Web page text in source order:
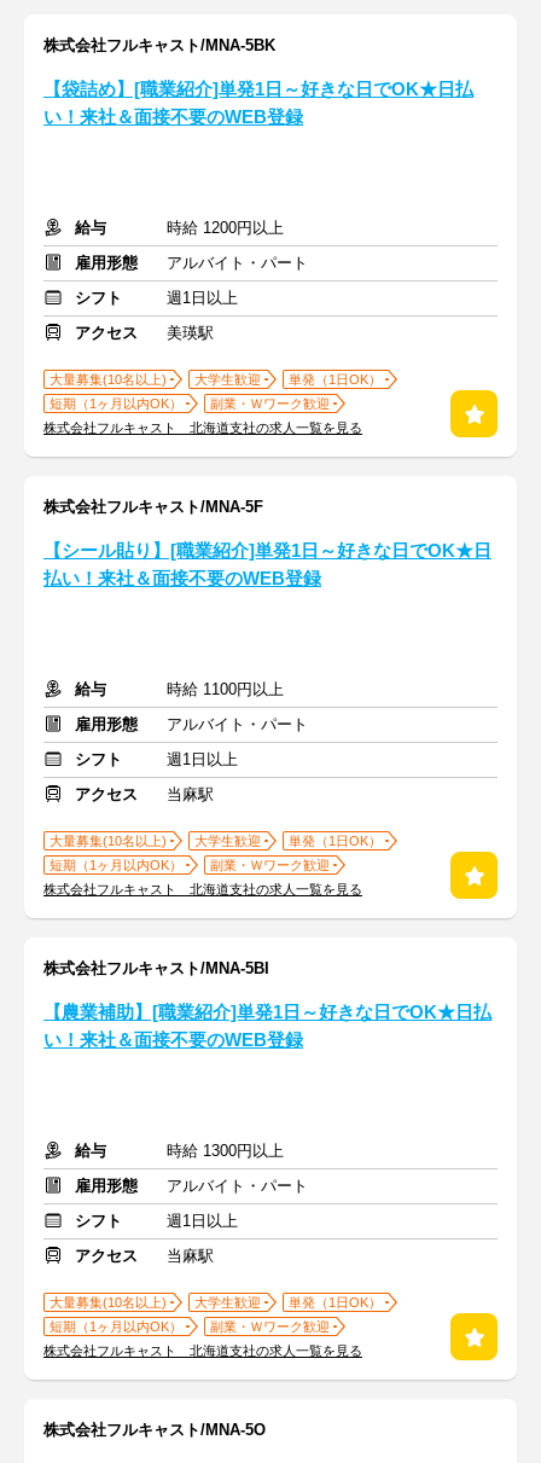
株式会社フルキャスト/MNA-5BK
【袋詰め】[職業紹介]単発1日～好きな日でOK★日払
い！来社＆面接不要のWEB登録
給与
時給 1200円以上
雇用形態
アルバイト・パート
シフト
週1日以上
アクセス
美瑛駅
大量募集(10名以上) 大学生歓迎
単発（1日OK）
短期（1ヶ月以内OK）
副業・Ｗワーク歓迎
株式会社フルキャスト 北海道支社の求人一覧を見る
株式会社フルキャスト/MNA-5F
【シール貼り】[職業紹介]単発1日～好きな日でOK★日
払い！来社＆面接不要のWEB登録
給与
時給 1100円以上
雇用形態
アルバイト・パート
シフト
週1日以上
アクセス
当麻駅
大量募集(10名以上) 大学生歓迎
単発（1日OK）
短期（1ヶ月以内OK）
副業・Ｗワーク歓迎
株式会社フルキャスト 北海道支社の求人一覧を見る
株式会社フルキャスト/MNA-5BI
【農業補助】[職業紹介]単発1日～好きな日でOK★日払
い！来社＆面接不要のWEB登録
給与
時給 1300円以上
雇用形態
アルバイト・パート
シフト
週1日以上
アクセス
当麻駅
大量募集(10名以上) 大学生歓迎
単発（1日OK）
短期（1ヶ月以内OK）
副業・Ｗワーク歓迎
株式会社フルキャスト 北海道支社の求人一覧を見る
株式会社フルキャスト/MNA-5O